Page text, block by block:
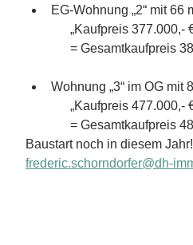
EG-Wohnung „2“ mit
„Kaufpreis
= Gesamtkaufpreis
Wohnung „3“ im OG mit
„Kaufpreis
= Gesamtkaufpreis
Baustart noch in diesem
frederic.schorndorfer@dh-